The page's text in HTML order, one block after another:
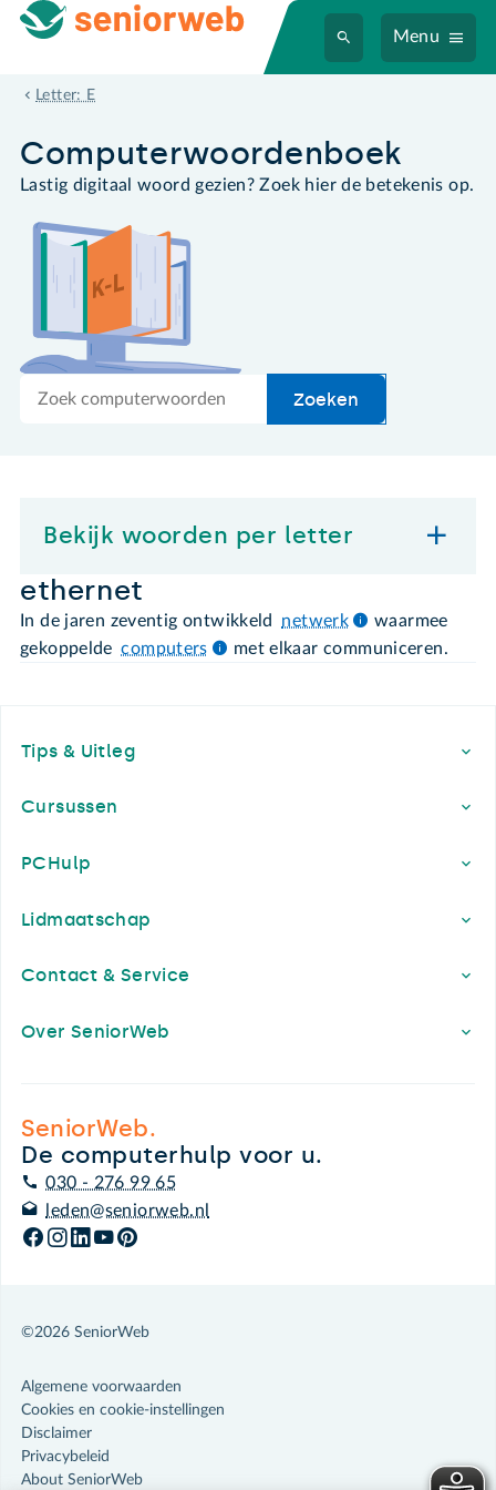
Menu
Letter: E
ethernet
Computer­woordenboek
Lastig digitaal woord gezien? Zoek hier de betekenis op.
Zoek
Zoeken
Bekijk woorden per letter
ethernet
In de jaren zeventig ontwikkeld netwerk
waarmee
gekoppelde computers met elkaar communiceren.
Tips & Uitleg
Cursussen
PCHulp
Lidmaatschap
Contact & Service
Over SeniorWeb
SeniorWeb.
De computerhulp voor u.
030 - 276 99 65
leden@seniorweb.nl
©2026 SeniorWeb
Algemene voorwaarden
Cookies en cookie-instellingen
Disclaimer
Privacybeleid
About SeniorWeb